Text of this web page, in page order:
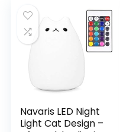
Navaris LED Night
Light Cat Design –